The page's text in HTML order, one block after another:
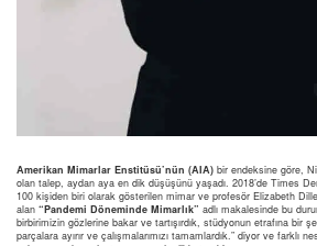
Amerikan Mimarlar Enstitüsü’nün (AIA) bir endeksine göre,
olan talep, aydan aya en dik düşüşünü yaşadı. 2018’de Times
100 kişiden biri olarak gösterilen mimar ve profesör Elizabeth
alan “Pandemi Döneminde Mimarlık” adlı makalesinde bu
birbirimizin gözlerine bakar ve tartışırdık, stüdyonun etrafına bir
parçalara ayırır ve çalışmalarımızı tamamlardık.” diyor ve farklı